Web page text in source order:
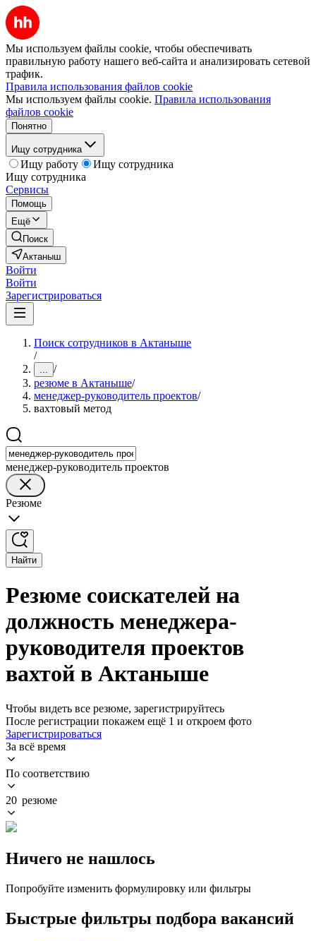
Мы используем файлы cookie, чтобы обеспечивать
правильную работу нашего веб-сайта и анализировать сетевой
трафик.
Правила использования файлов cookie
Мы используем файлы cookie. Правила использования
файлов cookie
Понятно
Ищу сотрудника
Ищу работу
Ищу сотрудника
Ищу сотрудника
Сервисы
Помощь
Ещё
Поиск
Актаныш
Войти
Войти
Зарегистрироваться
Поиск сотрудников в Актаныше
/
... /
резюме в Актаныше/
менеджер-руководитель проектов/
вахтовый метод
менеджер-руководитель проектов
Резюме
Найти
Резюме соискателей на
должность менеджера-
руководителя проектов
вахтой в Актаныше
Чтобы видеть все резюме, зарегистрируйтесь
После регистрации покажем ещё 1 и откроем фото
Зарегистрироваться
За всё время
По соответствию
20 резюме
Ничего не нашлось
Попробуйте изменить формулировку или фильтры
Быстрые фильтры подбора вакансий